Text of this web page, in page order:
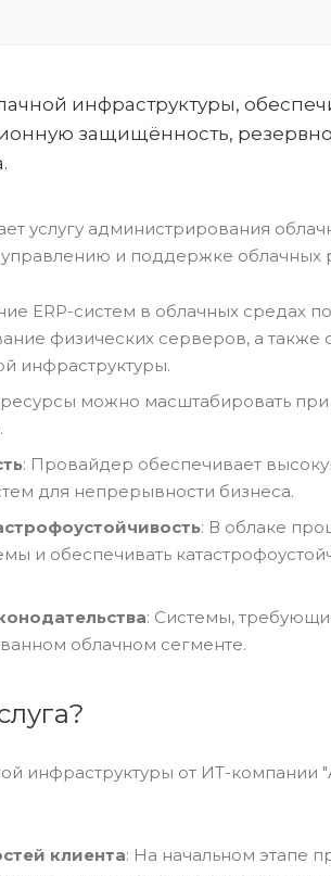
инфраструктуры,
защищённость,
услугу администрирования
и поддержке облачных
ERP-систем в облачных средах
физических серверов, а
инфраструктуры.
можно масштабировать при
: Провайдер обеспечивает
для непрерывности бизнеса.
: В облаке
и обеспечивать
: Системы,
облачном сегменте.
инфраструктуры от ИТ-компании
клиента: На начальном этапе